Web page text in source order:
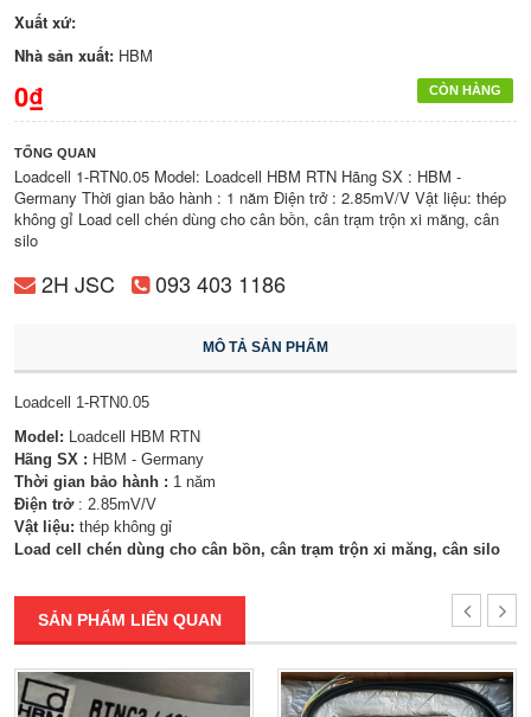
Xuất xứ:
Nhà sản xuất: HBM
CÒN HÀNG
0₫
TỔNG QUAN
Loadcell 1-RTN0.05 Model: Loadcell HBM RTN Hãng SX : HBM -
Germany Thời gian bảo hành : 1 năm Điện trở : 2.85mV/V Vật liệu: thép
không gỉ Load cell chén dùng cho cân bồn, cân trạm trộn xi măng, cân
silo
2H JSC 093 403 1186
MÔ TẢ SẢN PHẨM
Loadcell 1-RTN0.05
Model:
Loadcell HBM RTN
Hãng SX : HBM - Germany
Thời gian bảo hành : 1 năm
Điện trở : 2.85mV/V
Vật liệu: thép không gỉ
Load cell chén dùng cho cân bồn, cân trạm trộn xi măng, cân silo
SẢN PHẨM LIÊN QUAN